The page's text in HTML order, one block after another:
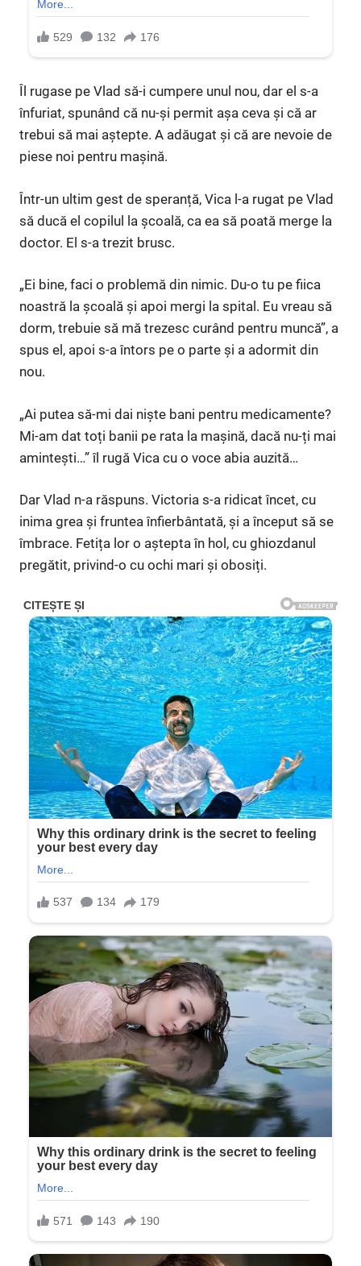
Îl rugase pe Vlad să-i cumpere unul nou, dar el s-a
înfuriat, spunând că nu-și permit așa ceva și că ar
trebui să mai aștepte. A adăugat și că are nevoie de
piese noi pentru mașină.
Într-un ultim gest de speranță, Vica l-a rugat pe Vlad
să ducă el copilul la școală, ca ea să poată merge la
doctor. El s-a trezit brusc.
„Ei bine, faci o problemă din nimic. Du-o tu pe fiica
noastră la școală și apoi mergi la spital. Eu vreau să
dorm, trebuie să mă trezesc curând pentru muncă”, a
spus el, apoi s-a întors pe o parte și a adormit din
nou.
„Ai putea să-mi dai niște bani pentru medicamente?
Mi-am dat toți banii pe rata la mașină, dacă nu-ți mai
amintești…” îl rugă Vica cu o voce abia auzită…
Dar Vlad n-a răspuns. Victoria s-a ridicat încet, cu
inima grea și fruntea înfierbântată, și a început să se
îmbrace. Fetița lor o aștepta în hol, cu ghiozdanul
pregătit, privind-o cu ochi mari și obosiți.